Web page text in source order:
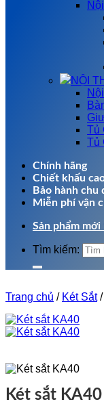
NỘI
Tủ
Tủ
Chính hãng
Chiết khấu
Bảo hành chu
Miễn phí vận
Sản phẩm mới
Tìm kiếm:
Trang chủ / Két Sắt /
Két sắt KA40